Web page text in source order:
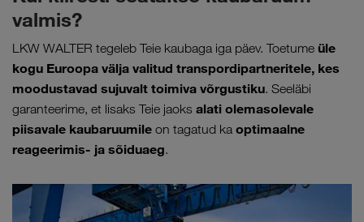
valmis?
LKW WALTER tegeleb Teie kaubaga iga päev. Toetume üle
kogu Euroopa välja valitud transpordipartneritele, kes
moodustavad sujuvalt toimiva võrgustiku. Seeläbi
garanteerime, et lisaks Teie jaoks alati olemasolevale
piisavale kaubaruumile on tagatud ka optimaalne
reageerimis- ja sõiduaeg.